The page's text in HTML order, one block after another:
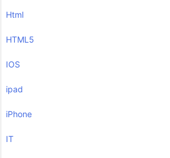
Html
HTML5
IOS
ipad
iPhone
IT